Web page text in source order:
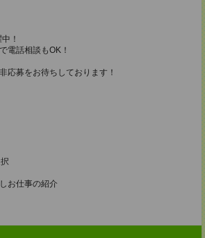
！
電話相談もOK！
応募をお待ちしております！
お仕事の紹介